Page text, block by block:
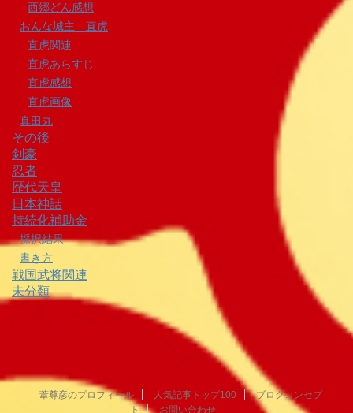
西郷どん感想
おんな城主 直虎
直虎関連
直虎あらすじ
直虎感想
直虎画像
真田丸
その後
剣豪
忍者
歴代天皇
日本神話
持続化補助金
採択結果
書き方
戦国武将関連
未分類
葦尊彦のプロフィール 人気記事トップ100
ブログコンセプ
ト
お問い合わせ